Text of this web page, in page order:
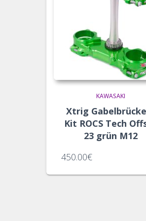
KAWASAKI
Xtrig
Kit ROCS Tech
23 grün M12
450.00€